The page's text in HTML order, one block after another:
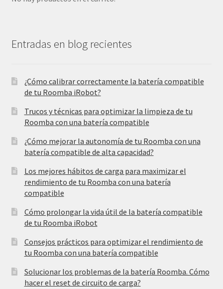
Entradas en blog recientes
¿Cómo calibrar correctamente la batería compatible
de tu Roomba iRobot?
Trucos y técnicas para optimizar la limpieza de tu
Roomba con una batería compatible
¿Cómo mejorar la autonomía de tu Roomba con una
batería compatible de alta capacidad?
Los mejores hábitos de carga para maximizar el
rendimiento de tu Roomba con una batería
compatible
Cómo prolongar la vida útil de la batería compatible
de tu Roomba iRobot
Consejos prácticos para optimizar el rendimiento de
tu Roomba con una batería compatible
Solucionar los problemas de la batería Roomba. Cómo
hacer el reset de circuito de carga?